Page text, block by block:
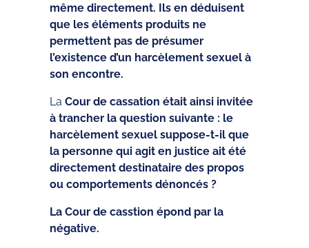
même directement. Ils en déduisent
que les éléments produits ne
permettent pas de présumer
l’existence d’un harcèlement sexuel à
son encontre.
La Cour de cassation était ainsi invitée
à trancher la question suivante : le
harcèlement sexuel suppose-t-il que
la personne qui agit en justice ait été
directement destinataire des propos
ou comportements dénoncés ?
La Cour de casstion épond par la
négative.